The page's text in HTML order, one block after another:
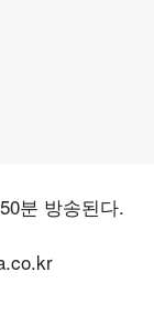
분 방송된다.